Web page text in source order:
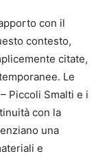
con il
contesto,
citate,
Le
Piccoli Smalti e i
con la
una
e